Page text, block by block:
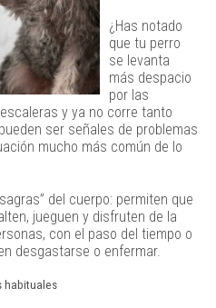
¿Has notado
que tu perro
se levanta
más despacio
por las
y ya no corre tanto
ser señales de problemas
mucho más común de lo
del cuerpo: permiten que
jueguen y disfruten de la
con el paso del tiempo o
desgastarse o enfermar.
habituales